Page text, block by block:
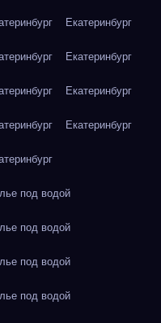
Екатеринбург
Екатеринбург
Екатеринбург
Екатеринбург
под водой
под водой
под водой
под водой